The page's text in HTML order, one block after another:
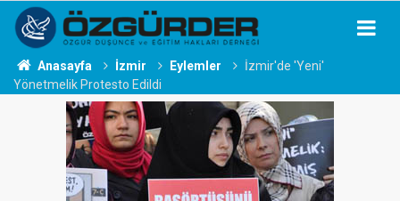
Anasayfa İzmir Eylemler
İzmir'de 'Yeni'
Yönetmelik Protesto Edildi